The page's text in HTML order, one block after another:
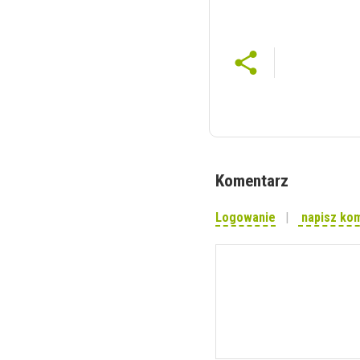
Komentarz
Logowanie napisz